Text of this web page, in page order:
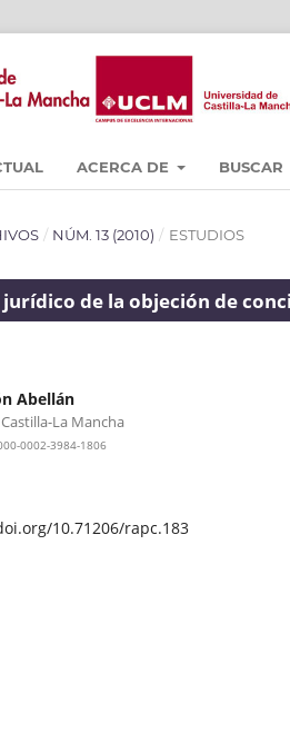
ACERCA DE BUSCAR
/ NÚM. 13 (2010) / ESTUDIOS
de la objeción de
Abellán
La Mancha
0002-3984-1806
10.71206/rapc.183